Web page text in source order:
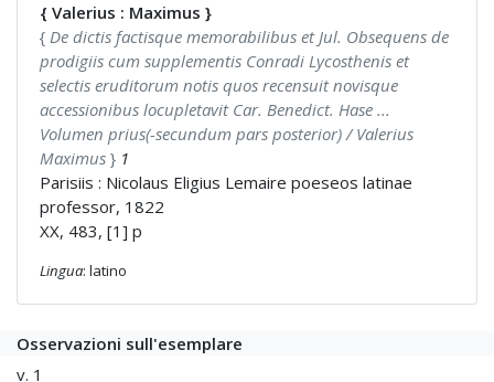
{ Valerius : Maximus }
{ De dictis factisque memorabilibus et Jul. Obsequens de
prodigiis cum supplementis Conradi Lycosthenis et
selectis eruditorum notis quos recensuit novisque
accessionibus locupletavit Car. Benedict. Hase ...
Volumen prius(-secundum pars posterior) / Valerius
Maximus } 1
Parisiis : Nicolaus Eligius Lemaire poeseos latinae
professor, 1822
XX, 483, [1] p
Lingua: latino
Osservazioni sull'esemplare
v. 1